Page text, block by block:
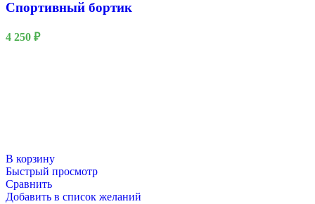
Спортивный бортик
4 250 ₽
В корзину
Быстрый просмотр
Сравнить
Добавить в список желаний